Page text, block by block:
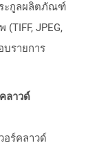
ะกูลผลิตภัณฑ์
(TIFF, JPEG,
บรายการ
ลาวด์
อร์คลาวด์